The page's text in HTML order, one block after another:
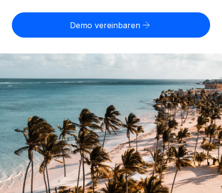
PEO
INFRASTRUKTUR
Remote Embedded
Nahtlose Integration der HR in bestehende Abläufe
Plattform
Integrierte HR-Kernfunktionen für dein Team
Verknüpfen Neu
Verknüpfung beliebiger KI-Tools mit Remote über unser
MCP
Agile HR- und Payroll-Lösungen für wachsende
Mittelstand
Maßgeschneiderte HR-Lösungen, um Teams zu
vergrößern
Enterprise
Globale HR für Konzerne und Großunternehmen
PARTNER WERDEN
Gesamtbeschäftigungskosten
Abwicklungsfristen für globale Freelancer:innen
LERNEN MIT REMOTE
Forschung und Leitfäden
Fallstudien
HR-Glossar
Checklisten und Vorlagen
Bibliothek für Stellenbeschreibungen
Nederlands
Español
Italiano
Português (Portugal)
日本語
한국어
Demo vereinbaren